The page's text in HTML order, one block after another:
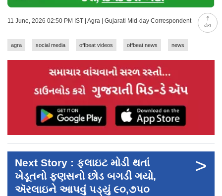
ટોચ
11 June, 2026 02:50 PM IST | Agra | Gujarati Mid-day Correspondent
agra social media offbeat videos offbeat news news
Next Story : ફ્લાઇટ મોડી થતાં
ખેડૂતનો ફણસનો છોડ બગડી ગયો,
ઍરલાઇને આપવું પડ્યું ૯૦,૭૫૦
>